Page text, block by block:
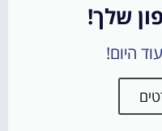
שלך!
היום!